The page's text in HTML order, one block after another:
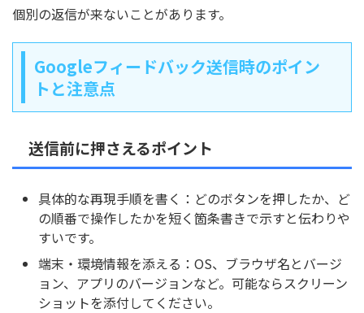
個別の返信が来ないことがあります。
Googleフィードバック送信時のポイン
トと注意点
送信前に押さえるポイント
具体的な再現手順を書く：どのボタンを押したか、ど
の順番で操作したかを短く箇条書きで示すと伝わりや
すいです。
端末・環境情報を添える：OS、ブラウザ名とバージ
ョン、アプリのバージョンなど。可能ならスクリーン
ショットを添付してください。